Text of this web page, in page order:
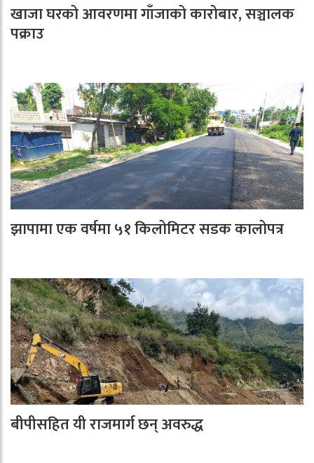
खाजा घरको आवरणमा गाँजाको कारोबार, सञ्चालक
पक्राउ
झापामा एक वर्षमा ५१ किलोमिटर सडक कालोपत्र
बीपीसहित यी राजमार्ग छन् अवरुद्ध